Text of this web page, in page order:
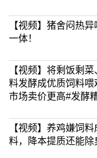
【视频】猪舍闷热
一体！
【视频】将剩饭剩
料发酵成优质饲料喂
市场卖价更高#发酵
【视频】养鸡嫌饲
料，降本提质还能除